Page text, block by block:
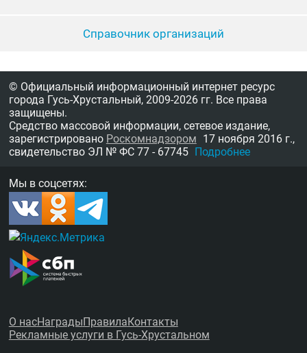
Справочник организаций
© Официальный информационный интернет ресурс
города Гусь-Хрустальный, 2009-2026 гг. Все права
защищены.
Средство массовой информации, сетевое издание,
зарегистрировано Роскомнадзором 17 ноября 2016 г.,
свидетельство ЭЛ № ФС 77 - 67745 Подробнее
Мы в соцсетях:
О насНаграды Правила Контакты
Рекламные услуги в Гусь-Хрустальном